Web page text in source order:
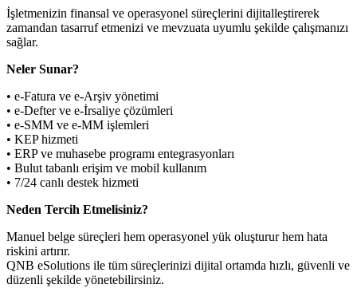
İşletmenizin finansal ve operasyonel süreçlerini dijitalleştirerek
zamandan tasarruf etmenizi ve mevzuata uyumlu şekilde çalışmanızı
sağlar.
Neler Sunar?
• e-Fatura ve e-Arşiv yönetimi
• e-Defter ve e-İrsaliye çözümleri
• e-SMM ve e-MM işlemleri
• KEP hizmeti
• ERP ve muhasebe programı entegrasyonları
• Bulut tabanlı erişim ve mobil kullanım
• 7/24 canlı destek hizmeti
Neden Tercih Etmelisiniz?
Manuel belge süreçleri hem operasyonel yük oluşturur hem hata
riskini artırır.
QNB eSolutions ile tüm süreçlerinizi dijital ortamda hızlı, güvenli ve
düzenli şekilde yönetebilirsiniz.